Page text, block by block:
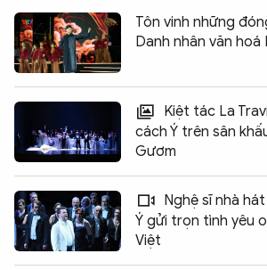
Tôn vinh những
Danh nhân văn hoá
Kiệt tác La
cách Ý trên sân
Gươm
Nghệ sĩ nhà
Ý gửi trọn tình yêu
Việt